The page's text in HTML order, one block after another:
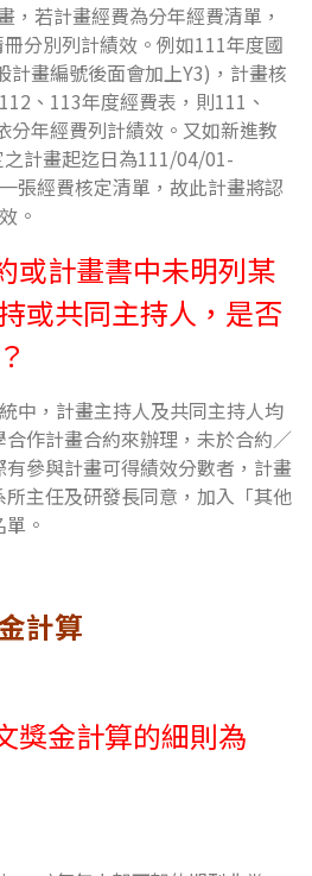
，若計畫經費為分年經費清單，
分別列計績效。例如111年度國
計畫編號後面會加上Y3)，計畫核
、113年度經費表，則111、
分年經費列計績效。又如新進教
計畫起迄日為111/04/01-
張經費核定清單，故此計畫將認
。
或計畫書中未明列某
或共同主持人，是否
中，計畫主持人及共同主持人均
作計畫合約來辦理，未於合約／
參與計畫可得績效分數者，計畫
主任及研發長同意，加入「其他
。
計算
獎金計算的細則為